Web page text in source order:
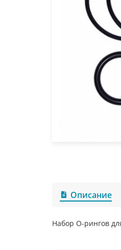
Описание
Набор О-рингов